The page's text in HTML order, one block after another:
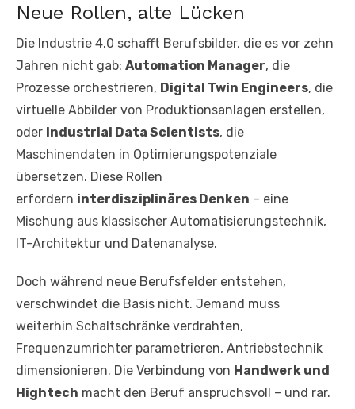
Neue Rollen, alte Lücken
Die Industrie 4.0 schafft Berufsbilder, die es vor zehn
Jahren nicht gab: Automation Manager, die
Prozesse orchestrieren, Digital Twin Engineers, die
virtuelle Abbilder von Produktionsanlagen erstellen,
oder Industrial Data Scientists, die
Maschinendaten in Optimierungspotenziale
übersetzen. Diese Rollen
erfordern interdisziplinäres Denken – eine
Mischung aus klassischer Automatisierungstechnik,
IT-Architektur und Datenanalyse.
Doch während neue Berufsfelder entstehen,
verschwindet die Basis nicht. Jemand muss
weiterhin Schaltschränke verdrahten,
Frequenzumrichter parametrieren, Antriebstechnik
dimensionieren. Die Verbindung von Handwerk und
Hightech macht den Beruf anspruchsvoll – und rar.